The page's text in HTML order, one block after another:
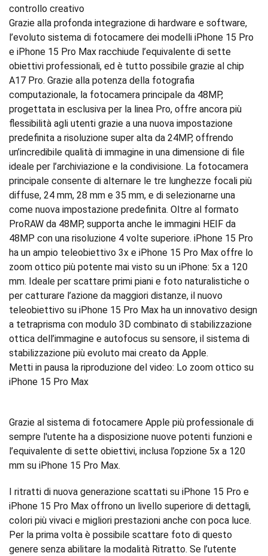
controllo creativo
Grazie alla profonda integrazione di hardware e software,
l’evoluto sistema di fotocamere dei modelli iPhone 15 Pro
e iPhone 15 Pro Max racchiude l’equivalente di sette
obiettivi professionali, ed è tutto possibile grazie al chip
A17 Pro. Grazie alla potenza della fotografia
computazionale, la fotocamera principale da 48MP,
progettata in esclusiva per la linea Pro, offre ancora più
flessibilità agli utenti grazie a una nuova impostazione
predefinita a risoluzione super alta da 24MP, offrendo
un’incredibile qualità di immagine in una dimensione di file
ideale per l’archiviazione e la condivisione. La fotocamera
principale consente di alternare le tre lunghezze focali più
diffuse, 24 mm, 28 mm e 35 mm, e di selezionarne una
come nuova impostazione predefinita. Oltre al formato
ProRAW da 48MP, supporta anche le immagini HEIF da
48MP con una risoluzione 4 volte superiore. iPhone 15 Pro
ha un ampio teleobiettivo 3x e iPhone 15 Pro Max offre lo
zoom ottico più potente mai visto su un iPhone: 5x a 120
mm. Ideale per scattare primi piani e foto naturalistiche o
per catturare l’azione da maggiori distanze, il nuovo
teleobiettivo su iPhone 15 Pro Max ha un innovativo design
a tetraprisma con modulo 3D combinato di stabilizzazione
ottica dell’immagine e autofocus su sensore, il sistema di
stabilizzazione più evoluto mai creato da Apple.
Metti in pausa la riproduzione del video: Lo zoom ottico su
iPhone 15 Pro Max
Grazie al sistema di fotocamere Apple più professionale di
sempre l'utente ha a disposizione nuove potenti funzioni e
l’equivalente di sette obiettivi, inclusa l’opzione 5x a 120
mm su iPhone 15 Pro Max.
I ritratti di nuova generazione scattati su iPhone 15 Pro e
iPhone 15 Pro Max offrono un livello superiore di dettagli,
colori più vivaci e migliori prestazioni anche con poca luce.
Per la prima volta è possibile scattare foto di questo
genere senza abilitare la modalità Ritratto. Se l’utente